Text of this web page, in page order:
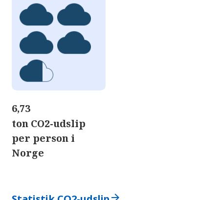
6,73
ton CO2-udslip
per person i
Norge
arrow_forward